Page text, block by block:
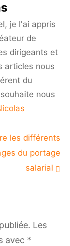
je l'ai appris
de
dirigeants et
articles nous
du
nous
les différents
du portage
salarial
Les
avec *